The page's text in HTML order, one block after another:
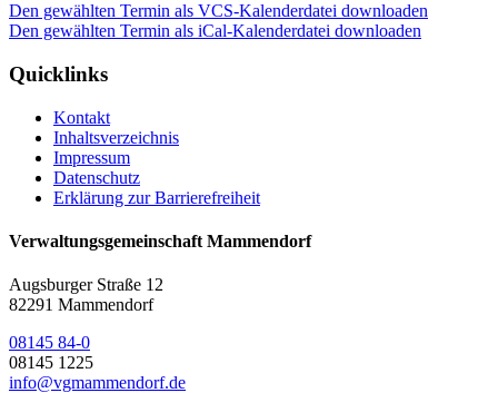
Den gewählten Termin als VCS-Kalenderdatei downloaden
Den gewählten Termin als iCal-Kalenderdatei downloaden
Quicklinks
Kontakt
Inhaltsverzeichnis
Impressum
Datenschutz
Erklärung zur Barrierefreiheit
Verwaltungsgemeinschaft Mammendorf
Augsburger Straße 12
82291 Mammendorf
08145 84-0
08145 1225
info@vgmammendorf.de